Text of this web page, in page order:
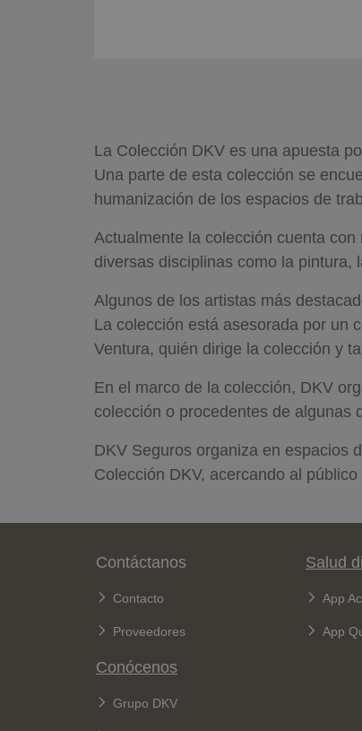
La Colección DKV es una apuesta
Una parte de esta colección se
humanización de los espacios de
Actualmente la colección cuenta
diversas disciplinas como la pintura,
Algunos de los artistas más
La colección está asesorada por un
Ventura, quién dirige la colección y
En el marco de la colección, DKV
colección o procedentes de algunas
DKV Seguros organiza en espacios
Colección DKV, acercando al
Pie de página
Contáctanos
Contacto
Proveedores
Conócenos
Grupo DKV
Salud
App
App